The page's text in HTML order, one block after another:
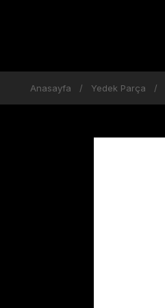
Anasayfa Yedek Parça